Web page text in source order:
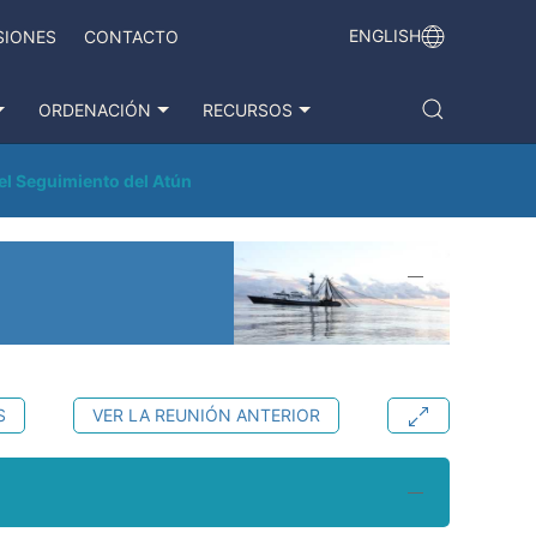
CONTACTO ENGLISH
ORDENACIÓN RECURSOS
Seguimiento del Atún
VER LA REUNIÓN ANTERIOR